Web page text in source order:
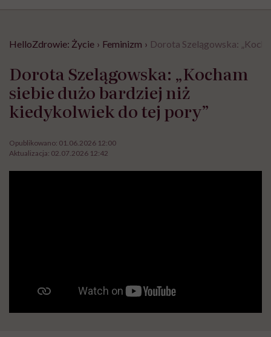
HelloZdrowie: Życie › Feminizm › Dorota Szelągowska:
Dorota Szelągowska: „Kocham
siebie dużo bardziej niż
kiedykolwiek do tej pory”
Opublikowano: 01.06.2026 12:00
Aktualizacja: 02.07.2026 12:42